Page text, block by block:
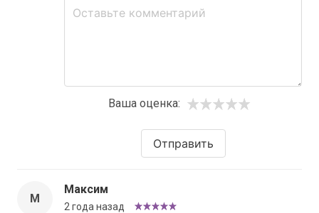
Ваша оценка:
Отправить
М
Максим
2 года назад